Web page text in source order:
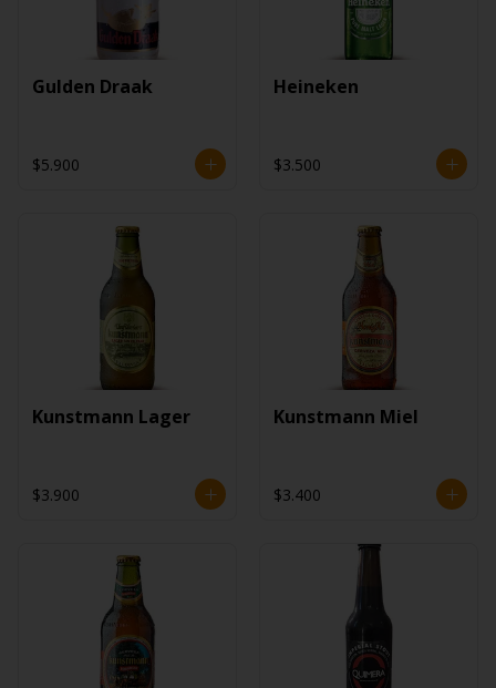
Gulden Draak
$5.900
Heineken
$3.500
Kunstmann Lager
$3.900
Kunstmann Miel
$3.400